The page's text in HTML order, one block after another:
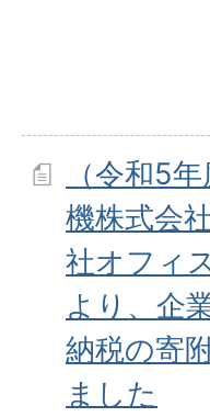
（令和5
機株式会
社オフィ
より、企
納税の寄
ました